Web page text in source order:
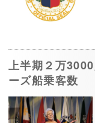
上半期２万
ーズ船乗客数